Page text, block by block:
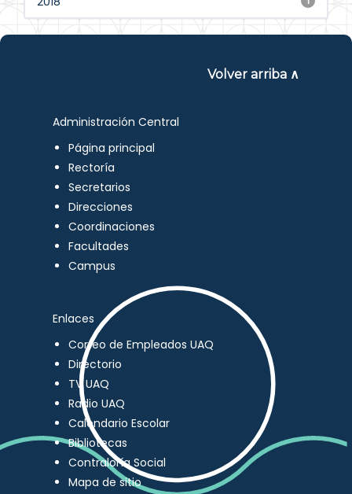
Volver arriba ∧
Administración Central
Página principal
Rectoría
Secretarios
Direcciones
Coordinaciones
Facultades
Campus
Enlaces
Correo de Empleados UAQ
Directorio
TV UAQ
Radio UAQ
Calendario Escolar
Bibliotecas
Contraloría Social
Mapa de sitio